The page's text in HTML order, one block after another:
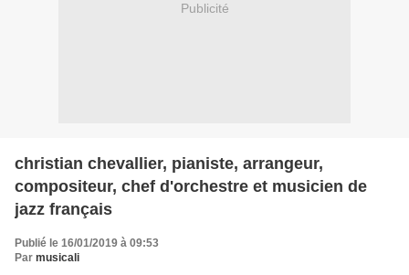
Publicité
christian chevallier, pianiste, arrangeur,
compositeur, chef d'orchestre et musicien de
jazz français
Publié le 16/01/2019 à 09:53
Par musicali